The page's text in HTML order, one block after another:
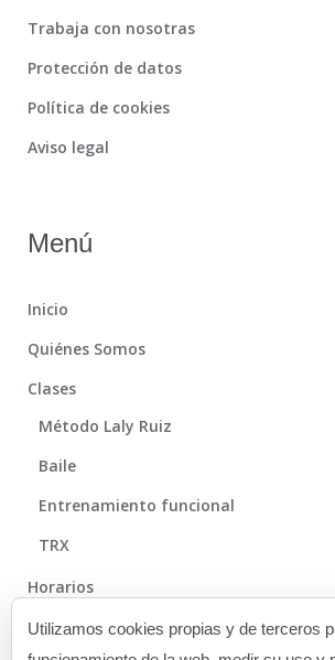
Trabaja con nosotras
Protección de datos
Política de cookies
Aviso legal
Menú
Inicio
Quiénes Somos
Clases
Método Laly Ruiz
Baile
Entrenamiento funcional
TRX
Horarios
Método
Utilizamos cookies propias y de terceros